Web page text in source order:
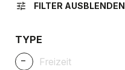
tune FILTER AUSBLENDEN
TYPE
_
Freizeit